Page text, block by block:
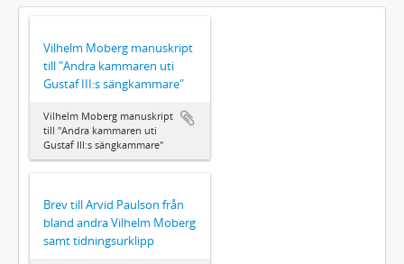
Vilhelm Moberg manuskript
till "Andra kammaren uti
Gustaf III:s sängkammare"
Vilhelm Moberg manuskript
till "Andra kammaren uti
Gustaf III:s sängkammare"
Brev till Arvid Paulson från
bland andra Vilhelm Moberg
samt tidningsurklipp